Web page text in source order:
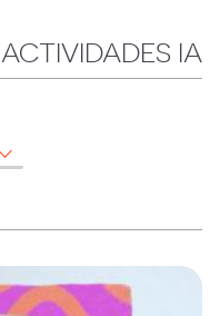
IA
registrarte.